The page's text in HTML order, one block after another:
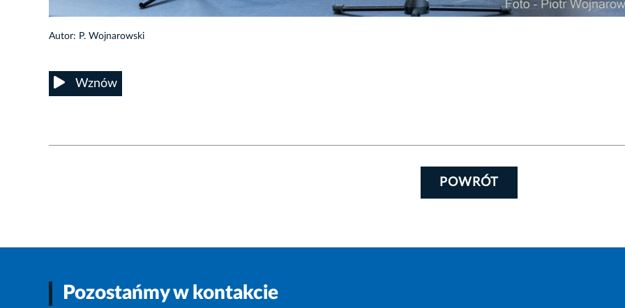
Autor: P. Wojnarowski
Wznów
POWRÓT
Pozostańmy w kontakcie